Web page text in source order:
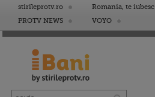
stirileprotv.ro Romania, te iubesc
PROTV NEWS
VOYO